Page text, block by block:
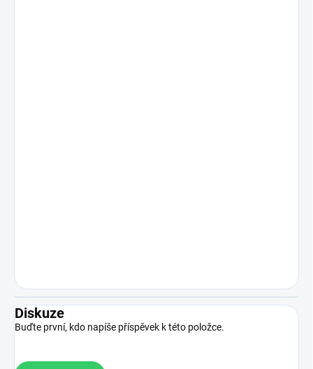
Diskuze
Buďte první, kdo napíše příspěvek k této položce.